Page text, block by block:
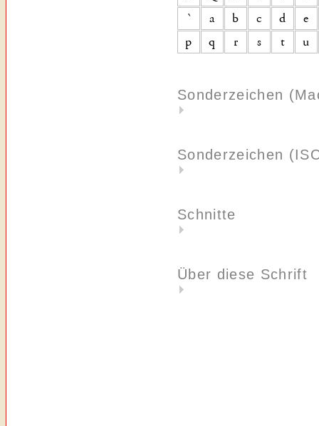
Sonderzeichen
Sonderzeichen
Schnitte
Über diese Schrift